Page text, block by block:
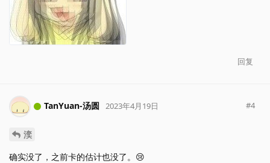
回复
TanYuan-汤圆 2023年4月19日 #4
湙
确实没了，之前卡的估计也没了。😢